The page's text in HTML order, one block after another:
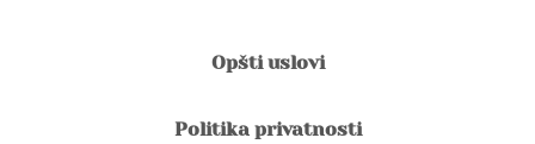
Opšti uslovi
Politika privatnosti